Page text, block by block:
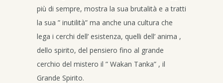
più di sempre, mostra la sua brutalità e a tratti
la sua ” inutilità” ma anche una cultura che
lega i cerchi dell’ esistenza, quelli dell’ anima ,
dello spirito, del pensiero fino al grande
cerchio del mistero il ” Wakan Tanka” , il
Grande Spirito.